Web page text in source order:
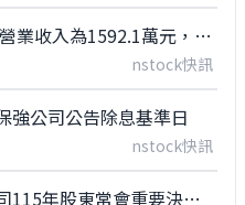
【快訊】強盛新：115年6月營業收入為1592.1萬元，年增19.23%
nstock快訊
強公司公告除息基準日
nstock快訊
【重訊】強盛新：公告本公司115年股東常會重要決議事項